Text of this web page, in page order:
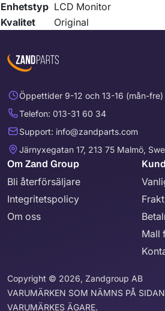
Enhetstyp LCD Monitor
Kvalitet
Original
Öppettider 9-12 och 13-16 (mån-fre)
Telefon: 013-31 60 34
Support: info@zandparts.com
Järnyxegatan 17, 213 75 Malmö,
Om Zand Group
Bli återförsäljare
Integritetspolicy
Om oss
Mall
Copyright © 2026, Zandgroup AB
VARUMÄRKEN SOM NÄMNS PÅ
VARUMÄRKES ÄGARE.